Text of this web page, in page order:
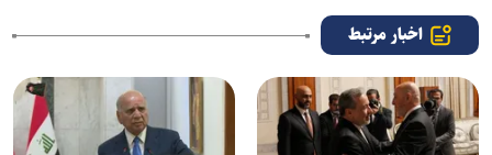
اخبار مرتبط